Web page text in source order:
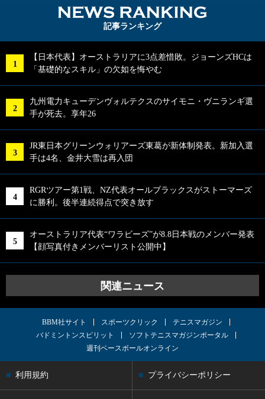
記事ランキング
【日本代表】オーストラリアに3点差惜敗。ジョーンズHCは
「基礎的なスキル」の欠如を悔やむ
九州電力キューデンヴォルテクスのサイモニ・ヴニランギ選
手が死去。享年26
JR東日本グリーンウォリアーズ東葛が新体制発表。新加入選
手は4名、金井大雪は再入団
RGRツアー第1戦、NZ代表オールブラックスがストーマーズ
に勝利。後半連続得点で突き放す
オーストラリア代表“ワラビーズ”が8.8日本戦のメンバー発表
【顔写真付きメンバーリスト公開中】
関連ニュース
BBM社サイト スポーツクリック
テニスマガジン
バドミントンスピリット
ソフトテニスマガジンポータル
週刊ベースボールオンライン
利用規約 プライバシーポリシー